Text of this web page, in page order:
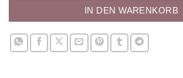
IN DEN WARENKORB